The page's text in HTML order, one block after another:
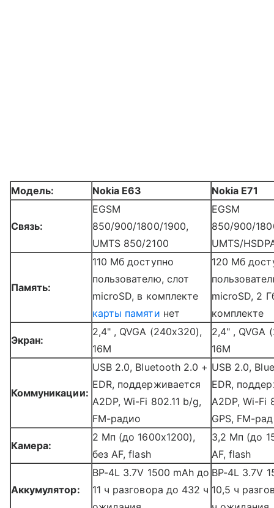
Модель: Nokia E63 Nokia E71
Связь:
EGSM
850/900/1800/1900,
UMTS 850/2100
EGSM
850/900/
UMTS/
Память:
110 Мб доступно
пользователю, слот
microSD, в комплекте
карты памяти нет
120 Мб
microSD, 2
комплекте
Экран:
2,4" , QVGA (240х320),
16M
2,4" , QVGA
16M
Коммуникации:
USB 2.0, Bluetooth 2.0 +
EDR, поддерживается
A2DP, Wi-Fi 802.11 b/g,
FM-радио
USB 2.0,
EDR,
A2DP, Wi-Fi
GPS, FM-
Камера:
2 Мп (до 1600x1200),
без AF, flash
3,2 Мп (до
AF, flash
Аккумулятор:
BP-4L 3.7V 1500 mAh до
11 ч разговора до 432 ч
BP-4L 3.7V
10,5 ч